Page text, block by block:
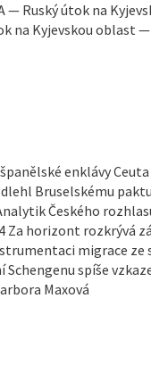
— Ruský útok na
na Kyjevskou oblast
enklávy
Bruselskému
Českého
Za horizont rozkrývá
migrace ze
spíše
Maxová